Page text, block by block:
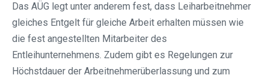
Das AÜG legt unter anderem fest, dass Leiharbeitnehmer
gleiches Entgelt für gleiche Arbeit erhalten müssen wie
die fest angestellten Mitarbeiter des
Entleihunternehmens. Zudem gibt es Regelungen zur
Höchstdauer der Arbeitnehmerüberlassung und zum